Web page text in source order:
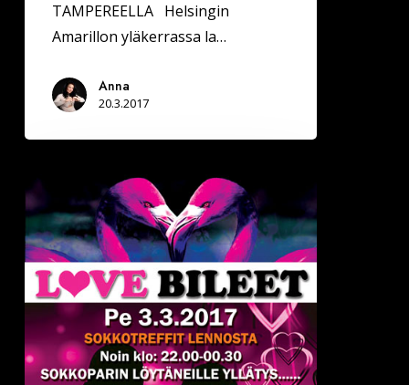
TAMPEREELLA Helsingin
Amarillon yläkerrassa la…
Anna
20.3.2017
Amarillo
Deittisirkus
LOVE
BILEET
pe
3.3.2017